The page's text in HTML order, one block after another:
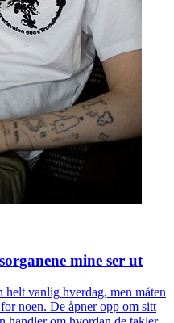
mine ser ut
vanlig hverdag, men måten
noen. De åpner opp om sitt